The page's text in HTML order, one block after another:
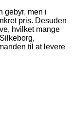
gebyr, men i
pris. Desuden
hvilket mange
til at levere